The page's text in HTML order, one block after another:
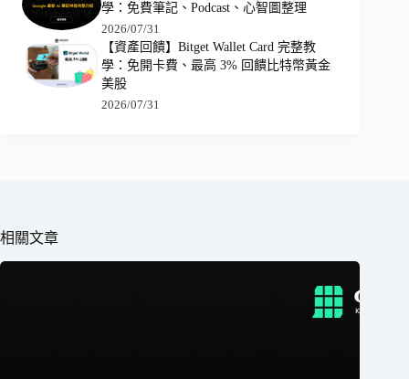
學：免費筆記、Podcast、心智圖整理
2026/07/31
【資產回饋】Bitget Wallet Card 完整教
學：免開卡費、最高 3% 回饋比特幣黃金
美股
2026/07/31
相關文章